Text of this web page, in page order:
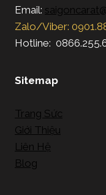
Email:
Zalo/Viber:
Hotline:
Sitemap
Trang Sức
Giới Thiệu
Liên Hệ
Blog